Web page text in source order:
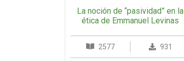
La noción de “pasividad” en la
ética de Emmanuel Levinas
2577 931